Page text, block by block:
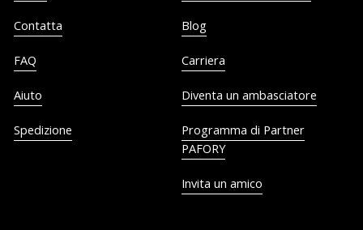
Contatta
FAQ
Aiuto
Spedizione
Blog
Carriera
Diventa un ambasciatore
Programma di Partner
PAFORY
Invita un amico